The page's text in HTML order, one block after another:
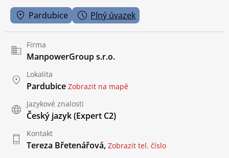
Pardubice Plný úvazek
Firma
ManpowerGroup s.r.o.
Lokalita
Pardubice Zobrazit na mapě
Jazykové znalosti
Český jazyk(Expert C2)
Kontakt
Tereza Břetenářová, Zobrazit tel. číslo